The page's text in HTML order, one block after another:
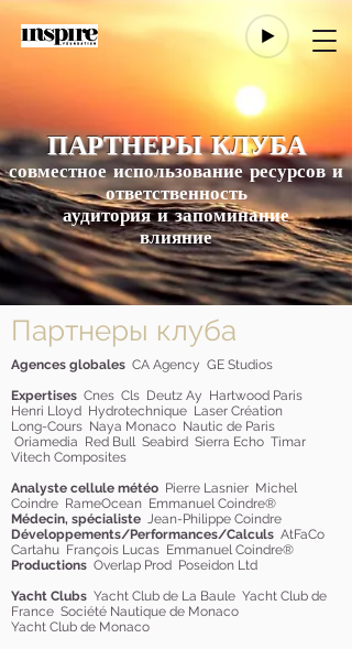
ПАРТНЕРЫ КЛУБА
совместное использование ресурсов и
ответственность
аудитория и запоминание
влияние
Партнеры клуба
Agences globales CA Agency GE Studios
Expertises Cnes Cls Deutz Ay Hartwood Paris
Henri Lloyd Hydrotechnique Laser Création
Long-Cours Naya Monaco Nautic de Paris
Oriamedia Red Bull Seabird Sierra Echo Timar
Vitech Composites
Analyste cellule météo Pierre Lasnier Michel
Coindre RameOcean Emmanuel Coindre®
Médecin, spécialiste Jean-Philippe Coindre
Développements/Performances/Calculs AtFaCo
Cartahu François Lucas Emmanuel Coindre®
Productions Overlap Prod Poseidon Ltd
Yacht Clubs Yacht Club de La Baule Yacht Club de
France Société Nautique de Monaco
Yacht Club de Monaco